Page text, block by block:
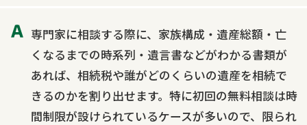
専門家に相談する際に、家族構成・遺産総額・亡
くなるまでの時系列・遺言書などがわかる書類が
あれば、相続税や誰がどのくらいの遺産を相続で
きるのかを割り出せます。特に初回の無料相談は時
間制限が設けられているケースが多いので、限られ